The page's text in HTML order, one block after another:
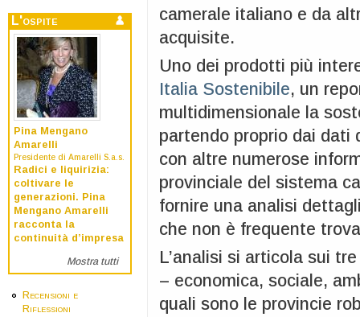
L'ospite
Pina Mengano
Amarelli
Presidente di Amarelli S.a.s.
Radici e liquirizia:
coltivare le
generazioni. Pina
Mengano Amarelli
racconta la
continuità d’impresa
Mostra tutti
Recensioni e
Riflessioni
camerale italiano e da
acquisite.
Uno dei prodotti più
Italia Sostenibile, un
multidimensionale la
partendo proprio dai dati
con altre numerose
provinciale del sistema
fornire una analisi
che non è frequente
L’analisi si articola sui
– economica, sociale,
quali sono le provincie